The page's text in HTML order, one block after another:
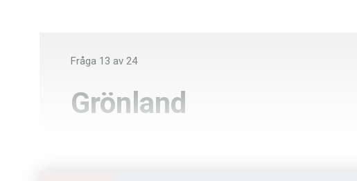
Fråga 13 av 24
Grönland